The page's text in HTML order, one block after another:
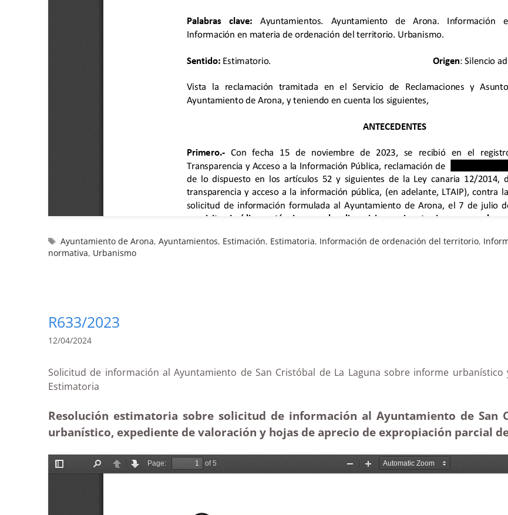
Ayuntamiento de Arona,Ayuntamientos, Estimación, Estimatoria, Información de ordenación del territorio,
normativa, Urbanismo
R633/2023
12/04/2024
Solicitud de información al Ayuntamiento de San Cristóbal de La Laguna sobre informe
Estimatoria
Resolución estimatoria sobre solicitud de información al Ayuntamiento de San
urbanístico, expediente de valoración y hojas de aprecio de expropiación parcial